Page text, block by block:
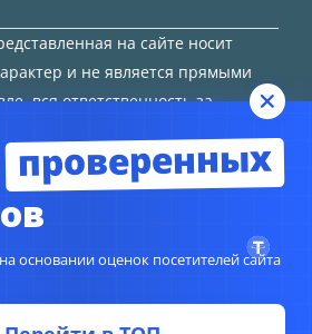
на сайте носит
и не является прямыми
вся ответственность за
2024TORFOREX.COM
проверенных
основании оценок посетителей сайта